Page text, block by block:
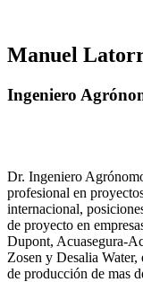
Manuel
Ingeniero
Dr. Ingeniero
profesional en
internacional,
de proyecto en
Dupont, Acuasegura-
Zosen y Desalia Water,
de producción de mas